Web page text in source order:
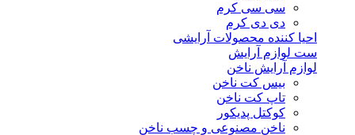
سی سی کرم
دی دی کرم
احیا کننده محصولات آرایشی
ست لوازم آرایش
لوازم آرایش ناخن
بیس کت ناخن
تاپ کت ناخن
کوکتل پدیکور
ناخن مصنوعی و چسب ناخن